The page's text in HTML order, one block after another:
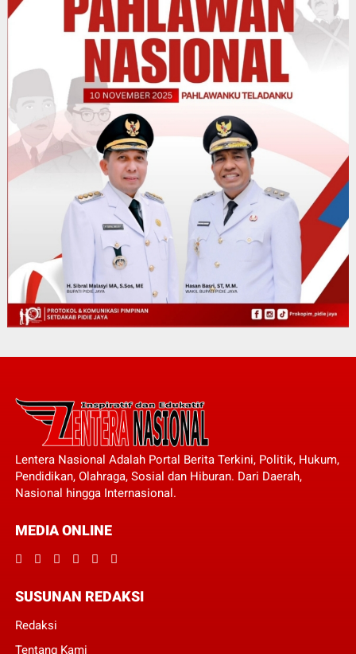
Lentera Nasional Adalah Portal Berita Terkini, Politik, Hukum,
Pendidikan, Olahraga, Sosial dan Hiburan. Dari Daerah,
Nasional hingga Internasional.
MEDIA ONLINE
SUSUNAN REDAKSI
Redaksi
Tentang Kami